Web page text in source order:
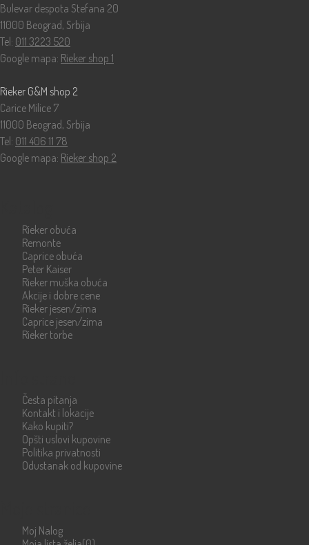
Bulevar despota Stefana 20
11000 Beograd, Srbija
Tel: 011 3223 520
Google mapa: Rieker shop 1
Rieker G&M shop 2
Carice Milice 7
11000 Beograd, Srbija
Tel: 011 406 11 78
Google mapa: Rieker shop 2
Rieker obuća
Remonte
Caprice obuća
Peter Kaiser
Rieker muška obuća
Akcije i dobre cene
Rieker jesen/zima
Caprice jesen/zima
Rieker torbe
Česta pitanja
Kontakt i lokacije
Kako kupiti?
Opšti uslovi kupovine
Politika privatnosti
Odustanak od kupovine
Moj Nalog